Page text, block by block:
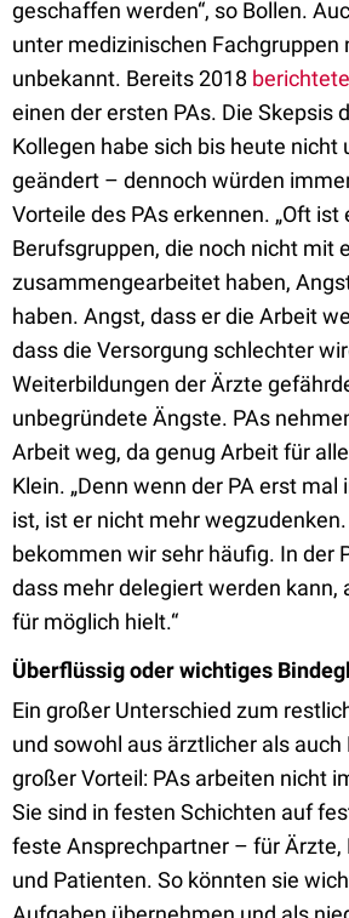
geschaffen werden“, so Bollen.
unter medizinischen Fachgruppen
unbekannt. Bereits 2018
einen der ersten PAs. Die Skepsis
Kollegen habe sich bis heute nicht
geändert – dennoch würden
Vorteile des PAs erkennen. „Oft ist
Berufsgruppen, die noch nicht mit
zusammengearbeitet haben,
haben. Angst, dass er die Arbeit
dass die Versorgung schlechter
Weiterbildungen der Ärzte
unbegründete Ängste. PAs
Arbeit weg, da genug Arbeit für
Klein. „Denn wenn der PA erst
ist, ist er nicht mehr
bekommen wir sehr häufig. In der
dass mehr delegiert werden kann,
für möglich hielt.“
Überflüssig oder wichtiges
Ein großer Unterschied zum
und sowohl aus ärztlicher als
großer Vorteil: PAs arbeiten nicht
Sie sind in festen Schichten auf
feste Ansprechpartner – für Ärzte,
und Patienten. So könnten sie